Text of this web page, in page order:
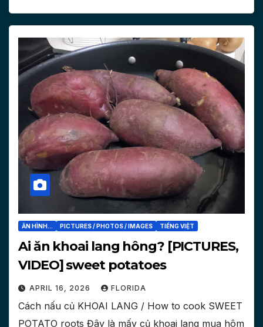
ĂN HÌNH... PICTURES / PHOTOS / IMAGES TIẾNG VIỆT
Ai ăn khoai lang hông? [PICTURES,
VIDEO] sweet potatoes
APRIL 16, 2026 FLORIDA
Cách nấu củ KHOAI LANG / How to cook SWEET
POTATO roots Đây là mấy củ khoai lang mua hôm